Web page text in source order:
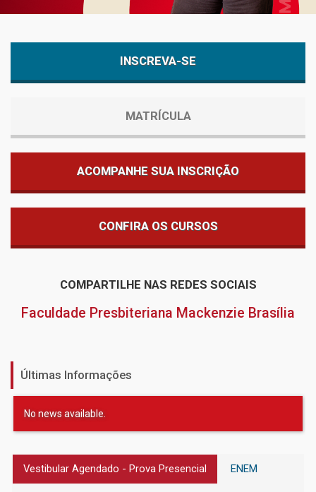
INSCREVA-SE
MATRÍCULA
ACOMPANHE SUA INSCRIÇÃO
CONFIRA OS CURSOS
COMPARTILHE NAS REDES SOCIAIS
Faculdade Presbiteriana Mackenzie Brasília
Últimas Informações
No news available.
Vestibular Agendado - Prova Presencial ENEM